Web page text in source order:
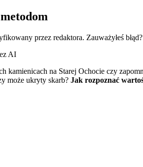
przez redaktora. Zauważyłeś błąd?
AI
na Starej Ochocie czy
może ukryty skarb? Jak rozpoznać